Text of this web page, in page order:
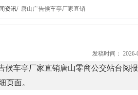
资讯/ 唐山广告候车亭厂家直销
发稿时间：
候车亭厂家直销唐山零商公交站台阅
页面。